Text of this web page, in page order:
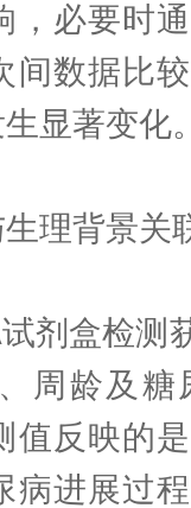
，必要时
间数据比
显著变化
理背景关
盒检测
周龄及糖
值反映的
病进展过